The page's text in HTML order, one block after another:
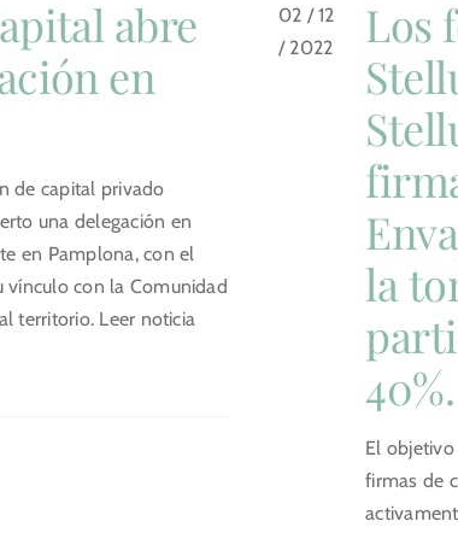
abre
en
de capital privado
una delegación en
en Pamplona, con el
vínculo con la Comunidad
territorio. Leer noticia
02 / 12
/ 2022
Los
la
40%.
El
firmas de